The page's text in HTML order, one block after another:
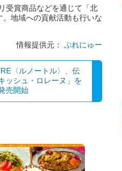
受賞商品などを通じて「北
地域への貢献活動も行いな
情報提供元： ぷれにゅー
〈ルノートル〉、伝
ッシュ・ロレーヌ」を
売開始